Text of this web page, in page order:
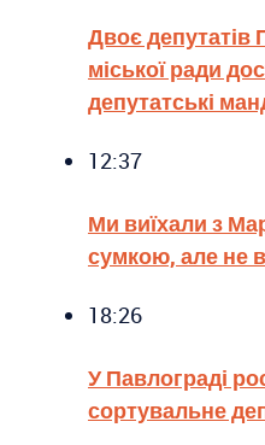
Двоє депутатів
міської ради
депутатські
12:37
Ми виїхали з
сумкою, але не
18:26
У Павлограді
сортувальне